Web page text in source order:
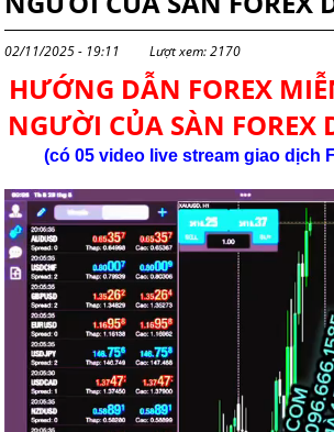
02/11/2025 - 19:11 Lượt xem: 2170
HƯỚNG DẪN FOREX
NGƯỜI CỦA SÀN FOREX
(có 05 video live stream giao dịch